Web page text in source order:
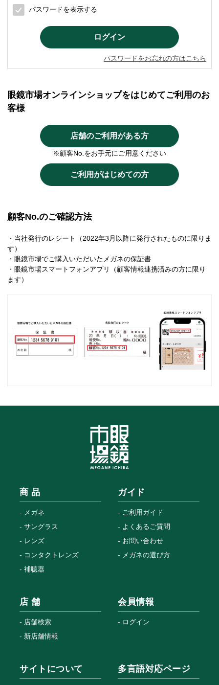
パスワードを表示する
パスワードをお忘れの方はこちら
眼鏡市場オンラインショップをはじめてご利用のお
客様
店舗のご利用がある方
※顧客No.をお手元にご用意ください
ご利用がはじめての方
顧客No.のご確認方法
・当社発行のレシート（2022年3月以降に発行されたものに限りま
す）
・眼鏡市場でご購入いただいたメガネの保証書
・眼鏡市場スマートフォンアプリ（顧客情報連携済みの方に限り
ます）
商 品
メガネ
サングラス
レンズ
コンタクトレンズ
補聴器
ガイド
ご利用ガイド
よくあるご質問
お問い合わせ
メガネの選び方
店 舗
店舗検索
新店舗情報
会員情報
ログイン
サイトについて 多言語対応ページ